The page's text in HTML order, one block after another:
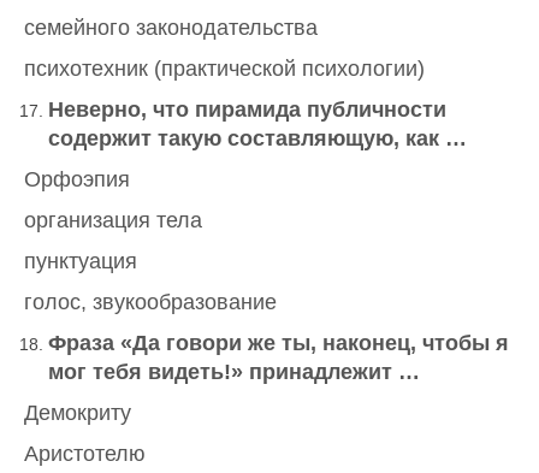
семейного законодательства
психотехник (практической психологии)
Неверно, что пирамида публичности
содержит такую составляющую, как …
Орфоэпия
организация тела
пунктуация
голос, звукообразование
Фраза «Да говори же ты, наконец, чтобы я
мог тебя видеть!» принадлежит …
Демокриту
Аристотелю